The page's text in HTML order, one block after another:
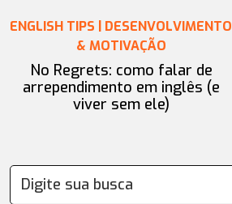
ENGLISH TIPS | DESENVOLVIMENTO
& MOTIVAÇÃO
No Regrets: como falar de
arrependimento em inglês (e
viver sem ele)